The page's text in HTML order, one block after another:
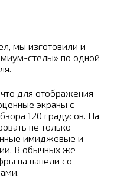
мы изготовили и
стелы» по одной
для отображения
экраны с
120 градусов. На
не только
имиджевые и
В обычных же
на панели со